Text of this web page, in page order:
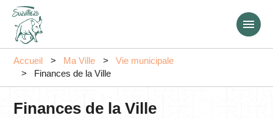
Accueil Ma Ville
Vie municipale
Finances de la Ville
Finances de la Ville